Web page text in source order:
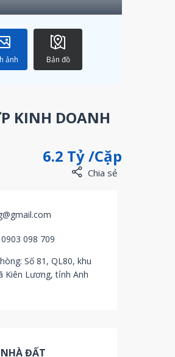
ảnh Bản đồ
KINH DOANH
6.2 Tỷ /Cặp
Chia sẻ
098 709
Số 81, QL80, khu
Kiên Lương, tỉnh Anh
ĐẤT